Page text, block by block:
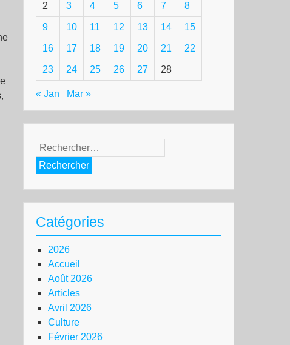
2 3 4 5 6 7 8
9 10 11 12 13 14 15
16 17 18 19 20 21 22
23 24 25 26 27 28
« Jan Mar »
Rechercher :
Catégories
2026
Accueil
Août 2026
Articles
Avril 2026
Culture
Février 2026